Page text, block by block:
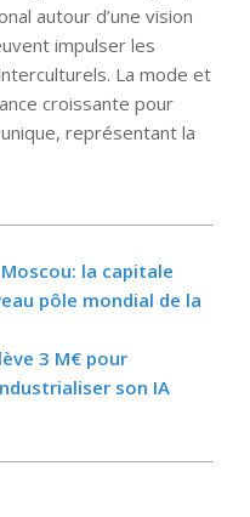
autour d’une vision
impulser les
La mode et
croissante pour
représentant la
la capitale
pôle mondial de la
3 M€ pour
son IA